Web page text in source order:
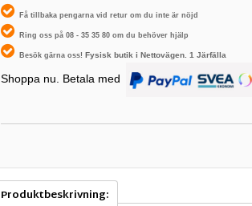
Få tillbaka pengarna vid retur om du inte är nöjd
Ring oss på 08 - 35 35 80 om du behöver hjälp
Besök gärna oss! Fysisk butik i Nettovägen. 1 Järfälla
Shoppa nu. Betala med
Produktbeskrivning: